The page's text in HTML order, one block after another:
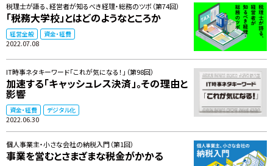
税理士が語る、経営者が知るべき経理・総務のツボ（第74回）
「税務大学校」とはどのようなところか
経営全般 資金・経費
2022.07.08
IT時事ネタキーワード「これが気になる！」（第98回）
加速する「キャッシュレス決済」。その理由と
影響
資金・経費 デジタル化
2022.06.30
個人事業主・小さな会社の納税入門（第1回）
事業を営むとさまざまな税金がかかる